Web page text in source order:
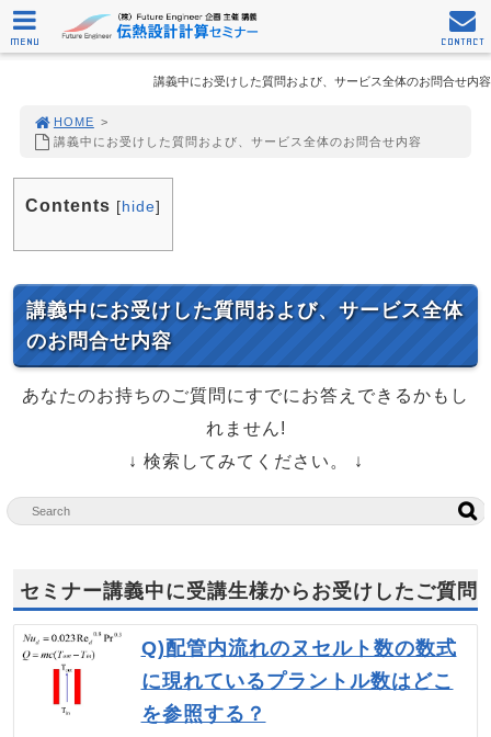
講義中にお受けした質問および、サービス全体のお問合せ内容
HOME >
講義中にお受けした質問および、サービス全体のお問合せ内容
Contents [hide]
講義中にお受けした質問および、サービス全体
のお問合せ内容
あなたのお持ちのご質問にすでにお答えできるかもし
れません!
↓ 検索してみてください。 ↓
セミナー講義中に受講生様からお受けしたご質問
Q)配管内流れのヌセルト数の数式
に現れているプラントル数はどこ
を参照する？
MENU CONTACT